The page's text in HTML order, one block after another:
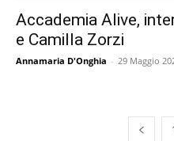
Accademia Alive,
e Camilla Zorzi
Annamaria D'Onghia - 29 Maggio